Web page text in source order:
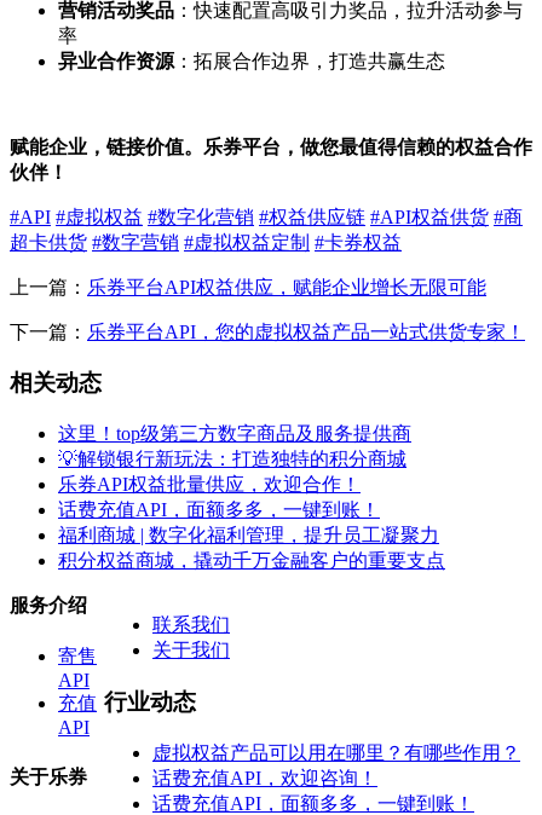
营销活动奖品 ：快速配置高吸引力奖品，拉升活动参与
率
异业合作资源 ：拓展合作边界，打造共赢生态
赋能企业，链接价值。乐券平台，做您最值得信赖的权益合作
伙伴！
#API #虚拟权益 #数字化营销 #权益供应链 #API权益供货 #商
超卡供货 #数字营销 #虚拟权益定制 #卡券权益
上一篇： 乐券平台API权益供应，赋能企业增长无限可能
下一篇： 乐券平台API，您的虚拟权益产品一站式供货专家！
相关动态
这里！top级第三方数字商品及服务提供商
💡解锁银行新玩法：打造独特的积分商城
乐券API权益批量供应，欢迎合作！
话费充值API，面额多多，一键到账！
福利商城 | 数字化福利管理，提升员工凝聚力
积分权益商城，撬动千万金融客户的重要支点
联系我们
关于我们
行业动态
虚拟权益产品可以用在哪里？有哪些作用？
话费充值API，欢迎咨询！
话费充值API，面额多多，一键到账！
服务介绍
寄售
API
充值
API
关于乐券